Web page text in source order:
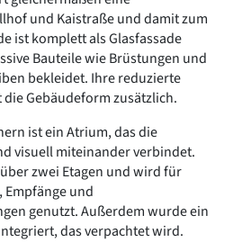
und Kaistraße und damit zum
ist komplett als Glasfassade
Bauteile wie Brüstungen und
bekleidet. Ihre reduzierte
Gebäudeform zusätzlich.
ist ein Atrium, das die
visuell miteinander verbindet.
zwei Etagen und wird für
und
genutzt. Außerdem wurde ein
das verpachtet wird.